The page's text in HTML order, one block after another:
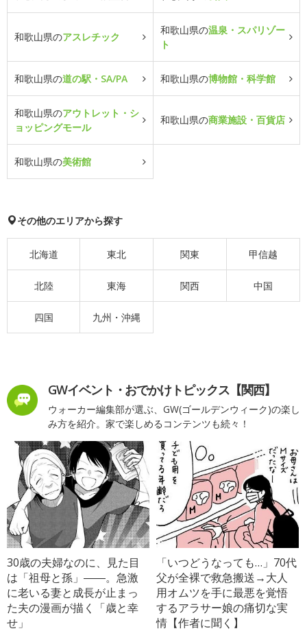
和歌山県のアスレチック
和歌山県の温泉・スパリゾー
ト
和歌山県の道の駅・SA/PA 和歌山県の博物館・科学館
和歌山県のアウトレット・シ
ョッピングモール
和歌山県の商業施設・百貨店
和歌山県の美術館
その他のエリアから探す
北海道 東北 関東 甲信越
北陸 東海 関西 中国
四国 九州・沖縄
GWイベント・おでかけトピックス【関西】
ウォーカー編集部が選ぶ、GW(ゴールデンウィーク)の楽し
み方を紹介。家で楽しめるコンテンツも続々！
30歳の夫婦なのに、見た目
は「祖母と孫」――。急激
に老いる妻と成長が止まっ
た夫の漫画が描く「歳と幸
せ」
「いつどうなっても…」70代
父が全裸で救急搬送→大人
用オムツを手に最悪を覚悟
するアラサー娘の痛切な実
情【作者に聞く】